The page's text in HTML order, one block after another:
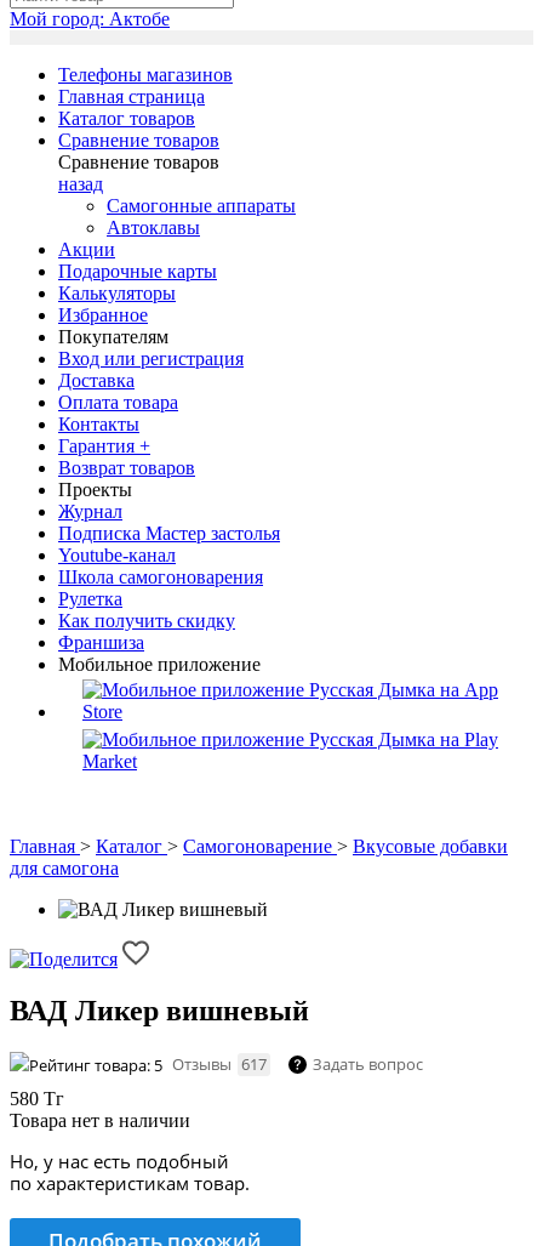
Мой город: Актобе
Телефоны магазинов
Главная страница
Каталог товаров
Сравнение товаров
Сравнение товаров
назад
Самогонные аппараты
Автоклавы
Акции
Подарочные карты
Калькуляторы
Избранное
Покупателям
Вход или регистрация
Доставка
Оплата товара
Контакты
Гарантия +
Возврат товаров
Проекты
Журнал
Подписка Мастер застолья
Youtube-канал
Школа самогоноварения
Рулетка
Как получить скидку
Франшиза
Мобильное приложение
Главная > Каталог > Самогоноварение > Вкусовые добавки
для самогона
ВАД Ликер вишневый
Отзывы 617 Задать вопрос
580 Тг
Товара нет в наличии
Но, у нас есть подобный
по характеристикам товар.
Подобрать похожий